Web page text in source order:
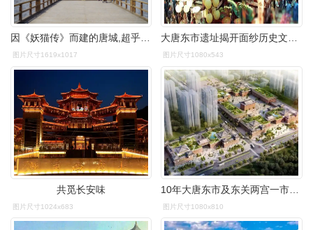
图片尺寸1619x1017 图片尺寸1080x543
共觅长安味
图片尺寸1024x683 图片尺寸1080x810